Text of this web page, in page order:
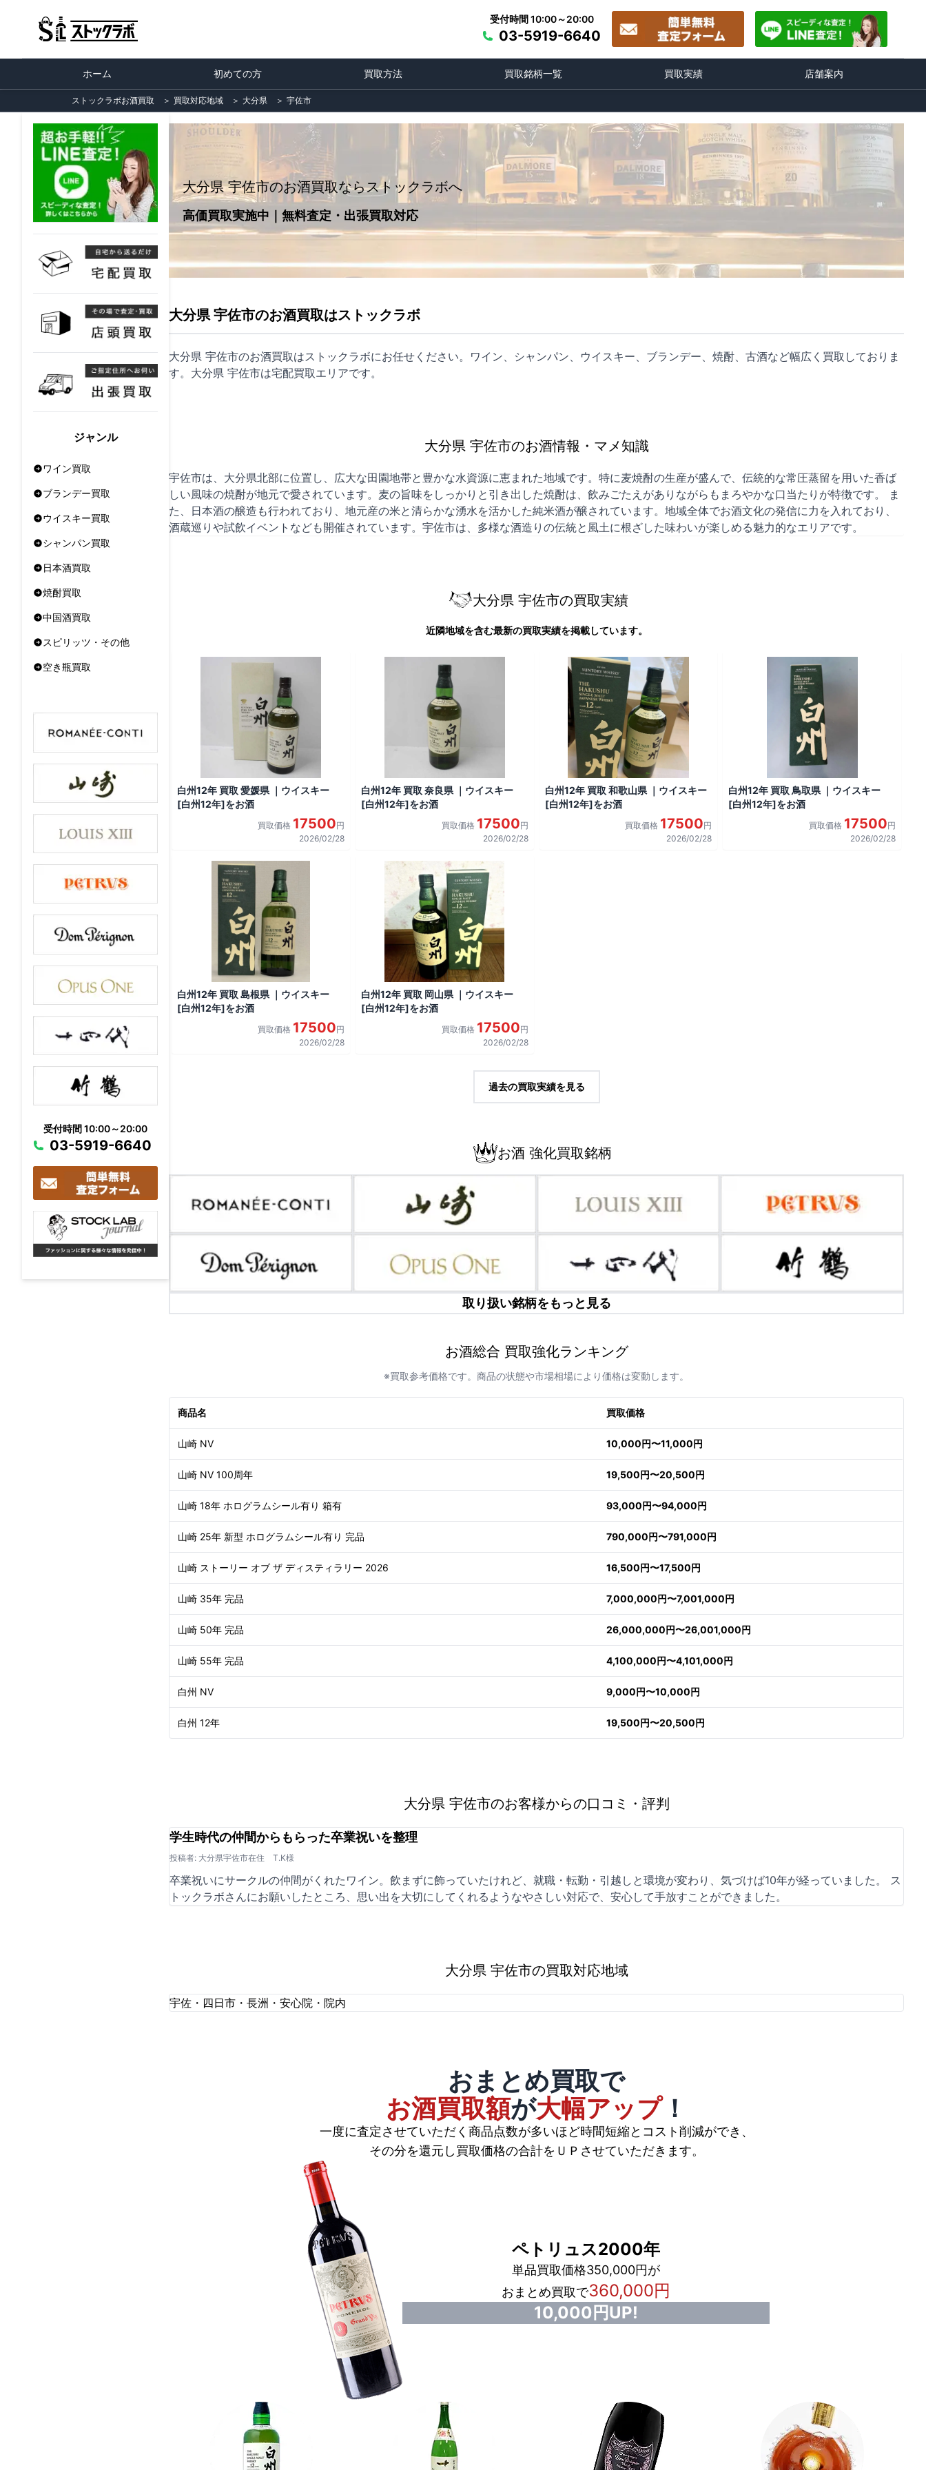
受付時間 10:00～20:00
03-5919-6640
ホーム 初めての方 買取方法 買取銘柄一覧 買取実績 店舗案内
ストックラボお酒買取 ＞ 買取対応地域 ＞ 大分県 ＞ 宇佐市
ジャンル
ワイン買取
ブランデー買取
ウイスキー買取
シャンパン買取
日本酒買取
焼酎買取
中国酒買取
スピリッツ・その他
空き瓶買取
受付時間 10:00～20:00
03-5919-6640
大分県 宇佐市のお酒買取ならストックラボへ
高価買取実施中｜無料査定・出張買取対応
大分県 宇佐市のお酒買取はストックラボ
大分県 宇佐市のお酒買取はストックラボにお任せください。ワイン、シャンパン、ウイスキー、ブランデー、焼酎、古酒など幅広く買取しておりま
す。大分県 宇佐市は宅配買取エリアです。
大分県 宇佐市のお酒情報・マメ知識
宇佐市は、大分県北部に位置し、広大な田園地帯と豊かな水資源に恵まれた地域です。特に麦焼酎の生産が盛んで、伝統的な常圧蒸留を用いた香ば
しい風味の焼酎が地元で愛されています。麦の旨味をしっかりと引き出した焼酎は、飲みごたえがありながらもまろやかな口当たりが特徴です。 ま
た、日本酒の醸造も行われており、地元産の米と清らかな湧水を活かした純米酒が醸されています。地域全体でお酒文化の発信に力を入れており、
酒蔵巡りや試飲イベントなども開催されています。宇佐市は、多様な酒造りの伝統と風土に根ざした味わいが楽しめる魅力的なエリアです。
大分県 宇佐市の買取実績
近隣地域を含む最新の買取実績を掲載しています。
白州12年 買取 愛媛県 ｜ウイスキー
[白州12年]をお酒
買取価格 17500円
2026/02/28
白州12年 買取 奈良県 ｜ウイスキー
[白州12年]をお酒
買取価格 17500円
2026/02/28
白州12年 買取 和歌山県 ｜ウイスキー
[白州12年]をお酒
買取価格 17500円
2026/02/28
白州12年 買取 鳥取県 ｜ウイスキー
[白州12年]をお酒
買取価格 17500円
2026/02/28
白州12年 買取 島根県 ｜ウイスキー
[白州12年]をお酒
買取価格 17500円
2026/02/28
白州12年 買取 岡山県 ｜ウイスキー
[白州12年]をお酒
買取価格 17500円
2026/02/28
過去の買取実績を見る
お酒 強化買取銘柄
取り扱い銘柄をもっと見る
お酒総合 買取強化ランキング
※買取参考価格です。商品の状態や市場相場により価格は変動します。
商品名 買取価格
山崎 NV 10,000円〜11,000円
山崎 NV 100周年 19,500円〜20,500円
山崎 18年 ホログラムシール有り 箱有 93,000円〜94,000円
山崎 25年 新型 ホログラムシール有り 完品 790,000円〜791,000円
山崎 ストーリー オブ ザ ディスティラリー 2026 16,500円〜17,500円
山崎 35年 完品 7,000,000円〜7,001,000円
山崎 50年 完品 26,000,000円〜26,001,000円
山崎 55年 完品 4,100,000円〜4,101,000円
白州 NV 9,000円〜10,000円
白州 12年 19,500円〜20,500円
大分県 宇佐市のお客様からの口コミ・評判
学生時代の仲間からもらった卒業祝いを整理
投稿者: 大分県宇佐市在住 T.K様
卒業祝いにサークルの仲間がくれたワイン。飲まずに飾っていたけれど、就職・転勤・引越しと環境が変わり、気づけば10年が経っていました。 ス
トックラボさんにお願いしたところ、思い出を大切にしてくれるようなやさしい対応で、安心して手放すことができました。
大分県 宇佐市の買取対応地域
宇佐・四日市・長洲・安心院・院内
おまとめ買取で
お酒買取額が大幅アップ！
一度に査定させていただく商品点数が多いほど時間短縮とコスト削減ができ、
その分を還元し買取価格の合計をＵＰさせていただきます。
ペトリュス2000年
単品買取価格350,000円が
おまとめ買取で360,000円
10,000円UP!